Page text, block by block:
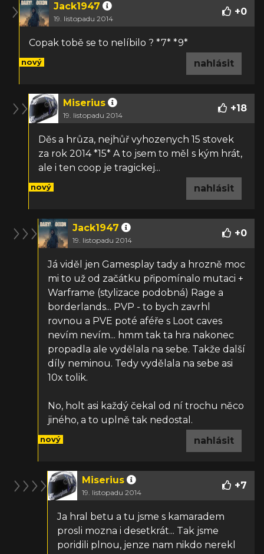
Jack1947
19. listopadu 2014
+0
Copak tobě se to nelíbilo ? *7* *9*
nový nahlásit
Miserius
19. listopadu 2014
+18
Děs a hrůza, nejhůř vyhozenych 15 stovek
za rok 2014 *15* A to jsem to měl s kým hrát,
ale i ten coop je tragickej...
nový nahlásit
Jack1947
19. listopadu 2014
+0
Já viděl jen Gamesplay tady a hrozně moc
mi to už od začátku připomínalo mutaci +
Warframe (stylizace podobná) Rage a
borderlands... PVP - to bych zavrhl
rovnou a PVE poté aféře s Loot caves
nevím nevím... hmm tak ta hra nakonec
propadla ale vydělala na sebe. Takže další
díly neminou. Tedy vydělala na sebe asi
10x tolik.
No, holt asi každý čekal od ní trochu něco
jiného, a to uplně tak nedostal.
nový nahlásit
Miserius
19. listopadu 2014
+7
Ja hral betu a tu jsme s kamaradem
prosli mozna i desetkrát... Tak jsme
poridili plnou, jenze nam nikdo nerekl